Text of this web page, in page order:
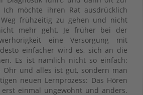
Ich möchte ihren Rat ausdrücklich
frühzeitig zu gehen und nicht
mehr geht. Je früher bei der
eine Versorgung mit
einfacher wird es, sich an die
Es ist nämlich nicht so einfach:
Ohr und alles ist gut, sondern man
neuen Lernprozess: Das Hören
einmal ungewohnt und anders.